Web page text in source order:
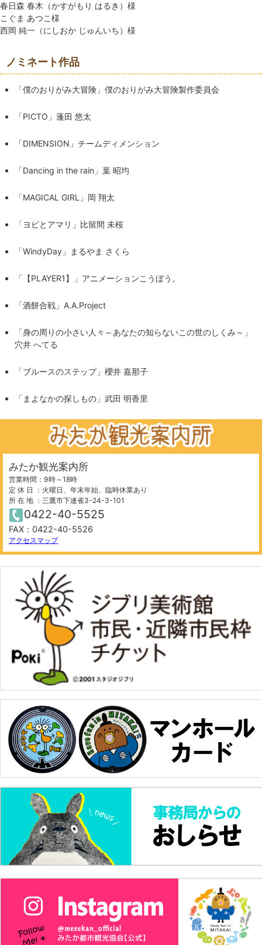
春日森 春木（かすがもり はるき）様
こぐま あつこ様
西岡 純一（にしおか じゅんいち）様
ノミネート作品
「僕のおりがみ大冒険」僕のおりがみ大冒険製作委員会
「PICTO」蓬田 悠太
「DIMENSION」チームディメンション
「Dancing in the rain」葉 昭均
「MAGICAL GIRL」岡 翔太
「ヨビとアマリ」比留間 未桜
「WindyDay」まるやま さくら
「【PLAYER1】」アニメーションこうぼう。
「酒餅合戦」A.A.Project
「身の周りの小さい人々～あなたの知らないこの世のしくみ～」
穴井 へてる
「ブルースのステップ」櫻井 嘉那子
「まよなかの探しもの」武田 明香里
みたか観光案内所
営業時間：9時～18時
定 休 日 ：火曜日、年末年始、臨時休業あり
所 在 地 ：三鷹市下連雀3-24-3-101
0422-40-5525
FAX：0422-40-5526
アクセスマップ